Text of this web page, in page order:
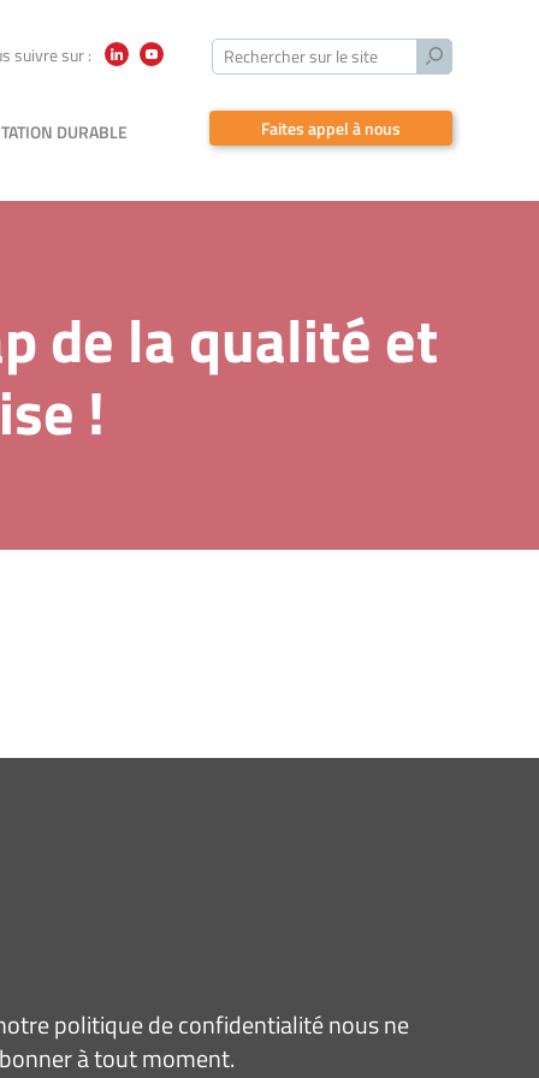
suivre sur :
Rechercher sur le site
Lancer
recherche
DURABLE Faites appel à nous
de la qualité et
!
politique de confidentialité nous ne
à tout moment.